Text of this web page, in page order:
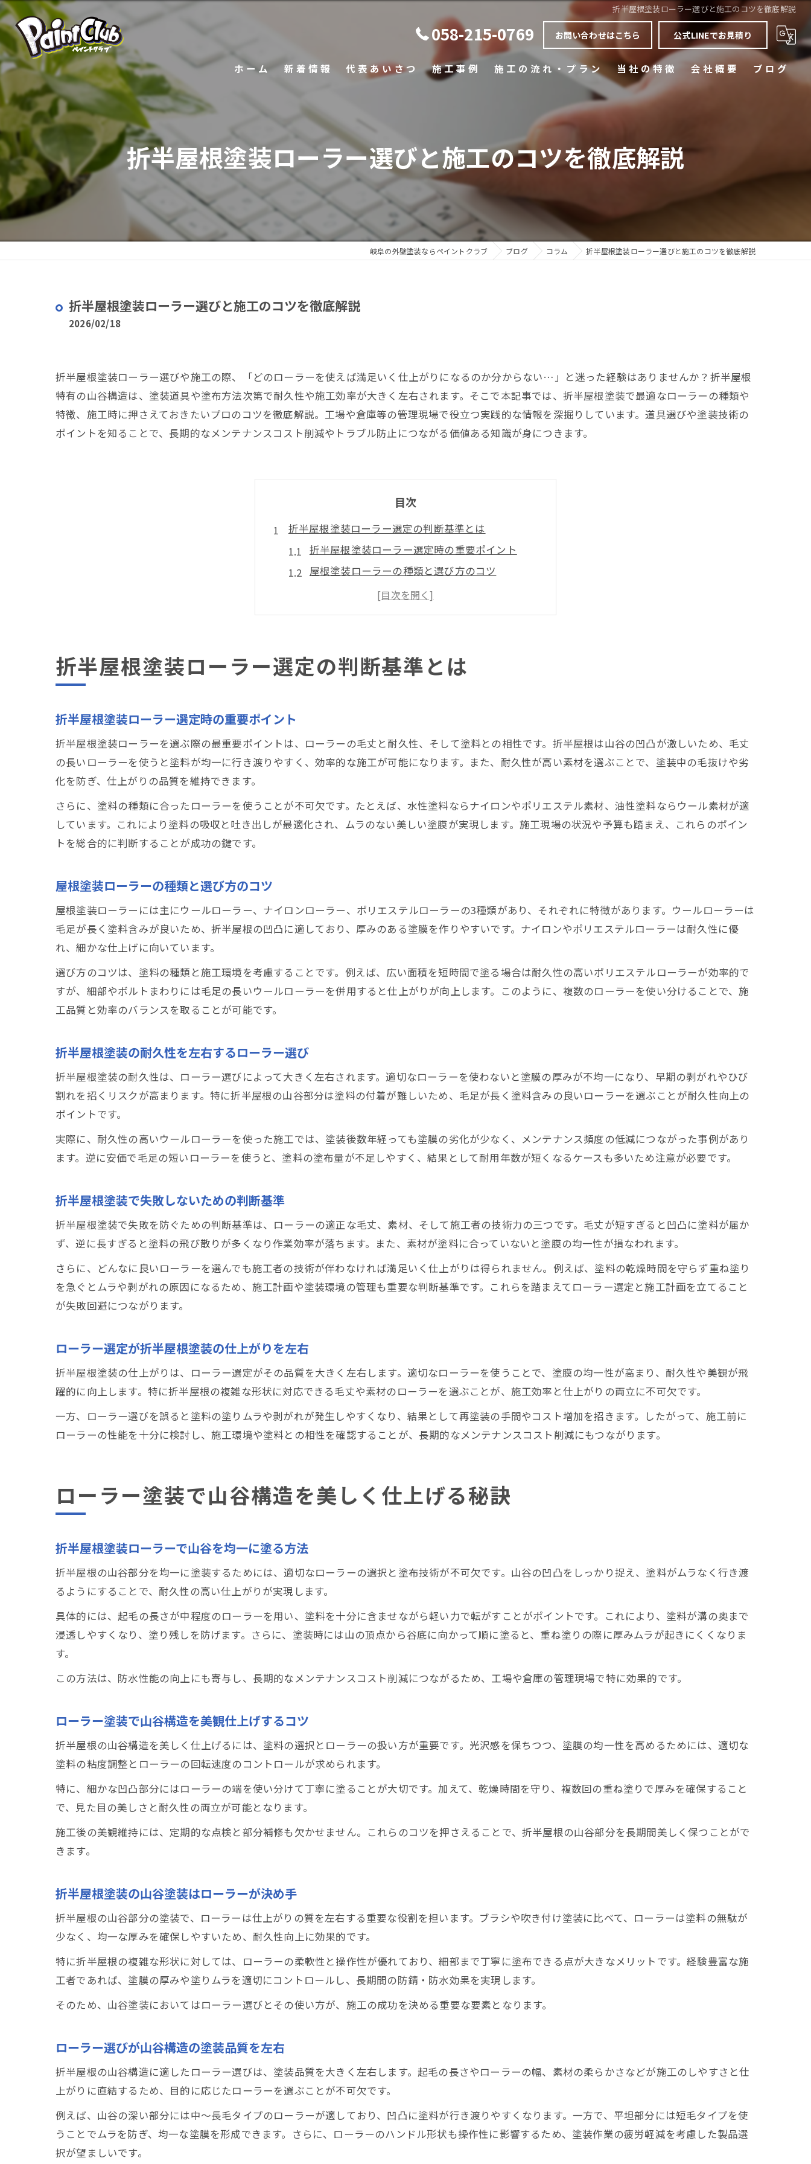
折半屋根塗装ローラー選びと施工のコツを徹底解説
058-215-0769 お問い合わせはこちら 公式LINEでお見積り
ホーム 新着情報 代表あいさつ 施工事例 施工の流れ・プラン
よくある質問
当社の特徴
屋根塗装
色あせ
会社概要 ブログ
折半屋根塗装ローラー選びと施工のコツを徹底解説
岐阜の外壁塗装ならペイントクラブ ブログ コラム 折半屋根塗装ローラー選びと施工のコツを徹底解説
折半屋根塗装ローラー選びと施工のコツを徹底解説
2026/02/18
折半屋根塗装ローラー選びや施工の際、「どのローラーを使えば満足いく仕上がりになるのか分からない…」と迷った経験はありませんか？折半屋根
特有の山谷構造は、塗装道具や塗布方法次第で耐久性や施工効率が大きく左右されます。そこで本記事では、折半屋根塗装で最適なローラーの種類や
特徴、施工時に押さえておきたいプロのコツを徹底解説。工場や倉庫等の管理現場で役立つ実践的な情報を深掘りしています。道具選びや塗装技術の
ポイントを知ることで、長期的なメンテナンスコスト削減やトラブル防止につながる価値ある知識が身につきます。
目次
折半屋根塗装ローラー選定の判断基準とは
折半屋根塗装ローラー選定時の重要ポイント
屋根塗装ローラーの種類と選び方のコツ
折半屋根塗装の耐久性を左右するローラー選び
折半屋根塗装で失敗しないための判断基準
ローラー塗装で山谷構造を美しく仕上げる秘訣
折半屋根塗装ローラーで山谷を均一に塗る方法
ローラー選びが山谷構造の塗装品質を左右
山谷部分の折半屋根塗装ローラー操作法
折半屋根塗装でハケとローラーを使い分けるコツ
塗装のプロが教えるハケとローラーの最適な選択
塗装用ハンドル選びで施工効率を上げるコツ
塗装用ハンドルが折半屋根塗装の効率を左右
施工効率を高める塗装用ハンドルの選び方
折半屋根塗装ローラーとハンドルの組み合わせ術
折半屋根塗装ローラーを使った実践的な技術
折半屋根塗装の現場で役立つ仕上げのコツ
折半屋根塗装で失敗しない現場ノウハウ
塗装作業に最適なローラーの特徴を徹底比較
折半屋根塗装ローラーの種類別メリットを比較
耐久性と仕上がり重視のローラー選び方
ローラーの特徴から選ぶ折半屋根塗装術
折半屋根塗装ローラー選定の判断基準とは
折半屋根塗装ローラー選定時の重要ポイント
折半屋根塗装ローラーを選ぶ際の最重要ポイントは、ローラーの毛丈と耐久性、そして塗料との相性です。折半屋根は山谷の凹凸が激しいため、毛丈
の長いローラーを使うと塗料が均一に行き渡りやすく、効率的な施工が可能になります。また、耐久性が高い素材を選ぶことで、塗装中の毛抜けや劣
化を防ぎ、仕上がりの品質を維持できます。
さらに、塗料の種類に合ったローラーを使うことが不可欠です。たとえば、水性塗料ならナイロンやポリエステル素材、油性塗料ならウール素材が適
しています。これにより塗料の吸収と吐き出しが最適化され、ムラのない美しい塗膜が実現します。施工現場の状況や予算も踏まえ、これらのポイン
トを総合的に判断することが成功の鍵です。
屋根塗装ローラーの種類と選び方のコツ
屋根塗装ローラーには主にウールローラー、ナイロンローラー、ポリエステルローラーの3種類があり、それぞれに特徴があります。ウールローラーは
毛足が長く塗料含みが良いため、折半屋根の凹凸に適しており、厚みのある塗膜を作りやすいです。ナイロンやポリエステルローラーは耐久性に優
れ、細かな仕上げに向いています。
選び方のコツは、塗料の種類と施工環境を考慮することです。例えば、広い面積を短時間で塗る場合は耐久性の高いポリエステルローラーが効率的で
すが、細部やボルトまわりには毛足の長いウールローラーを併用すると仕上がりが向上します。このように、複数のローラーを使い分けることで、施
工品質と効率のバランスを取ることが可能です。
折半屋根塗装の耐久性を左右するローラー選び
折半屋根塗装の耐久性は、ローラー選びによって大きく左右されます。適切なローラーを使わないと塗膜の厚みが不均一になり、早期の剥がれやひび
割れを招くリスクが高まります。特に折半屋根の山谷部分は塗料の付着が難しいため、毛足が長く塗料含みの良いローラーを選ぶことが耐久性向上の
ポイントです。
実際に、耐久性の高いウールローラーを使った施工では、塗装後数年経っても塗膜の劣化が少なく、メンテナンス頻度の低減につながった事例があり
ます。逆に安価で毛足の短いローラーを使うと、塗料の塗布量が不足しやすく、結果として耐用年数が短くなるケースも多いため注意が必要です。
折半屋根塗装で失敗しないための判断基準
折半屋根塗装で失敗を防ぐための判断基準は、ローラーの適正な毛丈、素材、そして施工者の技術力の三つです。毛丈が短すぎると凹凸に塗料が届か
ず、逆に長すぎると塗料の飛び散りが多くなり作業効率が落ちます。また、素材が塗料に合っていないと塗膜の均一性が損なわれます。
さらに、どんなに良いローラーを選んでも施工者の技術が伴わなければ満足いく仕上がりは得られません。例えば、塗料の乾燥時間を守らず重ね塗り
を急ぐとムラや剥がれの原因になるため、施工計画や塗装環境の管理も重要な判断基準です。これらを踏まえてローラー選定と施工計画を立てること
が失敗回避につながります。
ローラー選定が折半屋根塗装の仕上がりを左右
折半屋根塗装の仕上がりは、ローラー選定がその品質を大きく左右します。適切なローラーを使うことで、塗膜の均一性が高まり、耐久性や美観が飛
躍的に向上します。特に折半屋根の複雑な形状に対応できる毛丈や素材のローラーを選ぶことが、施工効率と仕上がりの両立に不可欠です。
一方、ローラー選びを誤ると塗料の塗りムラや剥がれが発生しやすくなり、結果として再塗装の手間やコスト増加を招きます。したがって、施工前に
ローラーの性能を十分に検討し、施工環境や塗料との相性を確認することが、長期的なメンテナンスコスト削減にもつながります。
ローラー塗装で山谷構造を美しく仕上げる秘訣
折半屋根塗装ローラーで山谷を均一に塗る方法
折半屋根の山谷部分を均一に塗装するためには、適切なローラーの選択と塗布技術が不可欠です。山谷の凹凸をしっかり捉え、塗料がムラなく行き渡
るようにすることで、耐久性の高い仕上がりが実現します。
具体的には、起毛の長さが中程度のローラーを用い、塗料を十分に含ませながら軽い力で転がすことがポイントです。これにより、塗料が溝の奥まで
浸透しやすくなり、塗り残しを防げます。さらに、塗装時には山の頂点から谷底に向かって順に塗ると、重ね塗りの際に厚みムラが起きにくくなりま
す。
この方法は、防水性能の向上にも寄与し、長期的なメンテナンスコスト削減につながるため、工場や倉庫の管理現場で特に効果的です。
ローラー塗装で山谷構造を美観仕上げするコツ
折半屋根の山谷構造を美しく仕上げるには、塗料の選択とローラーの扱い方が重要です。光沢感を保ちつつ、塗膜の均一性を高めるためには、適切な
塗料の粘度調整とローラーの回転速度のコントロールが求められます。
特に、細かな凹凸部分にはローラーの端を使い分けて丁寧に塗ることが大切です。加えて、乾燥時間を守り、複数回の重ね塗りで厚みを確保すること
で、見た目の美しさと耐久性の両立が可能となります。
施工後の美観維持には、定期的な点検と部分補修も欠かせません。これらのコツを押さえることで、折半屋根の山谷部分を長期間美しく保つことがで
きます。
折半屋根塗装の山谷塗装はローラーが決め手
折半屋根の山谷部分の塗装で、ローラーは仕上がりの質を左右する重要な役割を担います。ブラシや吹き付け塗装に比べて、ローラーは塗料の無駄が
少なく、均一な厚みを確保しやすいため、耐久性向上に効果的です。
特に折半屋根の複雑な形状に対しては、ローラーの柔軟性と操作性が優れており、細部まで丁寧に塗布できる点が大きなメリットです。経験豊富な施
工者であれば、塗膜の厚みや塗りムラを適切にコントロールし、長期間の防錆・防水効果を実現します。
そのため、山谷塗装においてはローラー選びとその使い方が、施工の成功を決める重要な要素となります。
ローラー選びが山谷構造の塗装品質を左右
折半屋根の山谷構造に適したローラー選びは、塗装品質を大きく左右します。起毛の長さやローラーの幅、素材の柔らかさなどが施工のしやすさと仕
上がりに直結するため、目的に応じたローラーを選ぶことが不可欠です。
例えば、山谷の深い部分には中〜長毛タイプのローラーが適しており、凹凸に塗料が行き渡りやすくなります。一方で、平坦部分には短毛タイプを使
うことでムラを防ぎ、均一な塗膜を形成できます。さらに、ローラーのハンドル形状も操作性に影響するため、塗装作業の疲労軽減を考慮した製品選
択が望ましいです。